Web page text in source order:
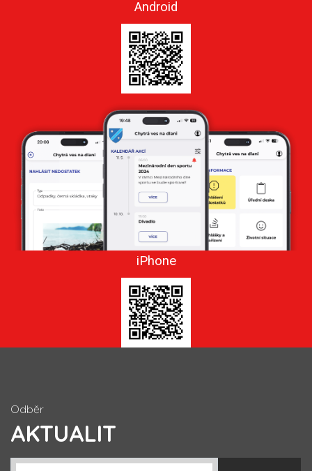
Android
iPhone
Odběr
AKTUALIT